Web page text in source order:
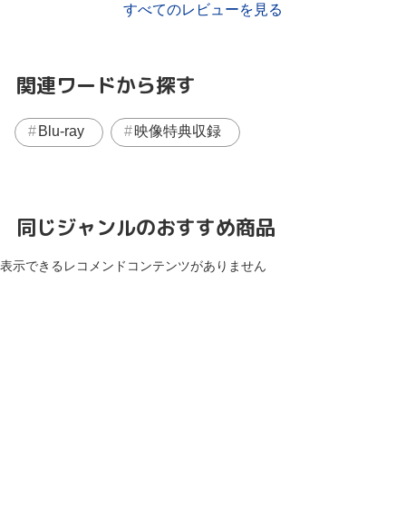
すべてのレビューを見る
関連ワードから探す
Blu-ray 映像特典収録
同じジャンルのおすすめ商品
表示できるレコメンドコンテンツがありません